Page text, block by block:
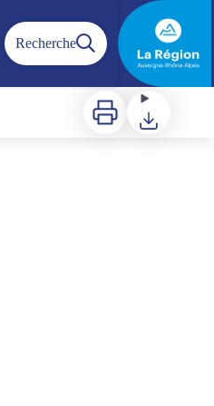
Recherche
Imprimer Télécharger